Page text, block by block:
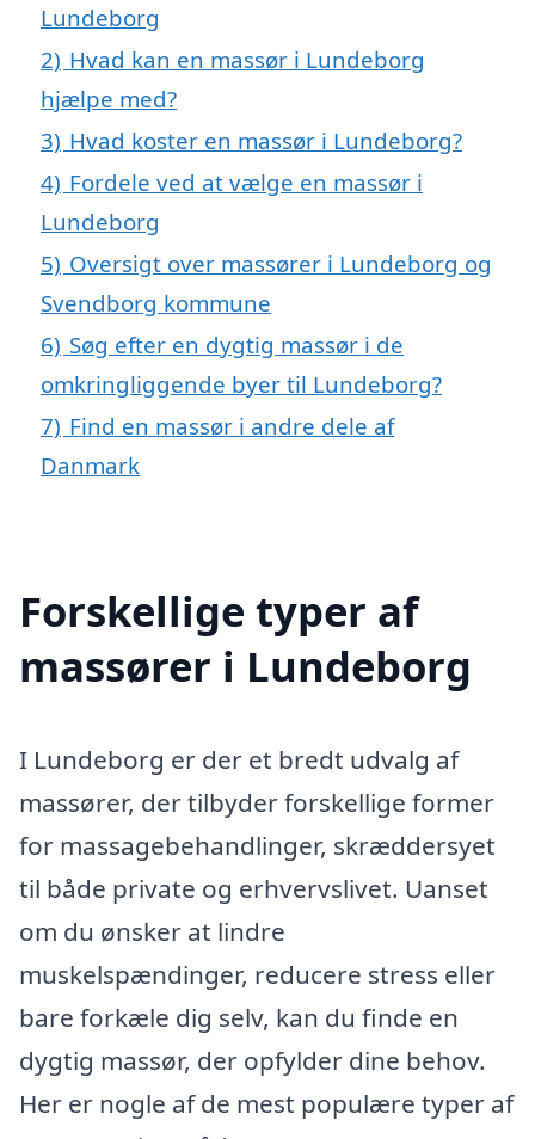
Lundeborg
2) Hvad kan en massør i Lundeborg
hjælpe med?
3) Hvad koster en massør i Lundeborg?
4) Fordele ved at vælge en massør i
Lundeborg
5) Oversigt over massører i Lundeborg og
Svendborg kommune
6) Søg efter en dygtig massør i de
omkringliggende byer til Lundeborg?
7) Find en massør i andre dele af
Danmark
Forskellige typer af
massører i Lundeborg
I Lundeborg er der et bredt udvalg af
massører, der tilbyder forskellige former
for massagebehandlinger, skræddersyet
til både private og erhvervslivet. Uanset
om du ønsker at lindre
muskelspændinger, reducere stress eller
bare forkæle dig selv, kan du finde en
dygtig massør, der opfylder dine behov.
Her er nogle af de mest populære typer af